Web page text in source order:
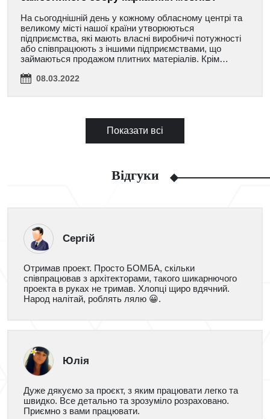
На сьогоднішній день у кожному обласному центрі та
великому місті нашої країни утворюються
підприємства, які мають власні виробничі потужності
або співпрацюють з іншими підприємствами, що
займаються продажом плитних матеріалів. Крім…
08.03.2022
Показати всі
Відгуки
Сергій
Отримав проект. Просто БОМБА, скільки
співпрацював з архітекторами, такого шикарнючого
проекта в руках не тримав. Хлопці щиро вдячний.
Народ налітай, роблять лялю 😀.
Юлія
Дуже дякуємо за проєкт, з яким працювати легко та
швидко. Все детально та зрозуміло розраховано.
Приємно з вами працювати.